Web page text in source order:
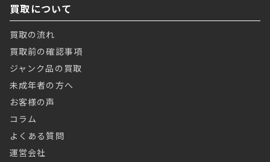
買取について
買取の流れ
買取前の確認事項
ジャンク品の買取
未成年者の方へ
お客様の声
コラム
よくある質問
運営会社